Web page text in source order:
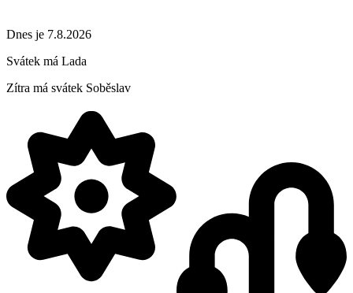
Dnes je 7.8.2026
Svátek má Lada
Zítra má svátek Soběslav